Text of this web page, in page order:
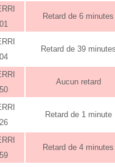
Retard de 6 minutes
Retard de 39 minutes
Aucun retard
Retard de 1 minute
Retard de 4 minutes